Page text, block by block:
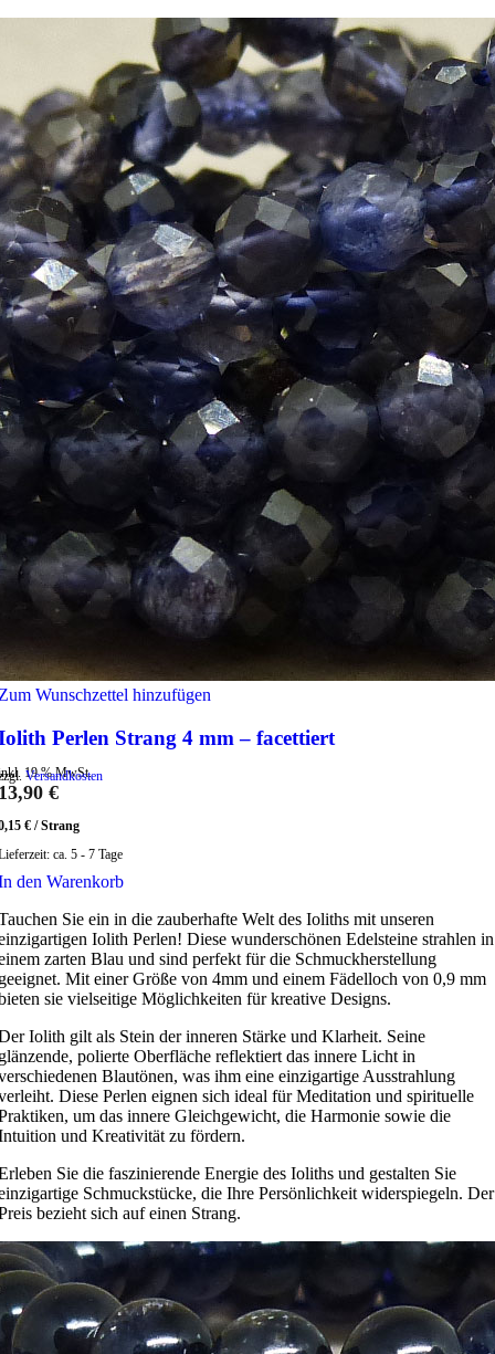
Wunschzettel hinzufügen
Perlen Strang 4 mm – facettiert
19 % MwSt.
Versandkosten
€
€ /Strang
ca. 5 - 7 Tage
den Warenkorb
Sie ein in die zauberhafte Welt des Ioliths mit unseren
Iolith Perlen! Diese wunderschönen Edelsteine strahlen in
zarten Blau und sind perfekt für die Schmuckherstellung
Mit einer Größe von 4mm und einem Fädelloch von 0,9 mm
sie vielseitige Möglichkeiten für kreative Designs.
Iolith gilt als Stein der inneren Stärke und Klarheit. Seine
polierte Oberfläche reflektiert das innere Licht in
Blautönen, was ihm eine einzigartige Ausstrahlung
Diese Perlen eignen sich ideal für Meditation und spirituelle
um das innere Gleichgewicht, die Harmonie sowie die
und Kreativität zu fördern.
Sie die faszinierende Energie des Ioliths und gestalten Sie
Schmuckstücke, die Ihre Persönlichkeit widerspiegeln. Der
bezieht sich auf einen Strang.